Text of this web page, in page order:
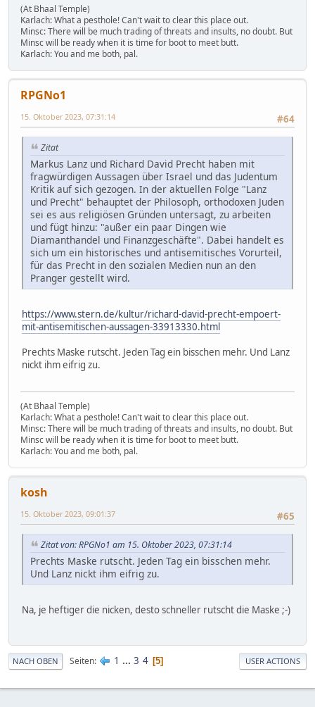
(At Bhaal Temple)
Karlach: What a pesthole! Can't wait to clear this place out.
Minsc: There will be much trading of threats and insults, no doubt. But
Minsc will be ready when it is time for boot to meet butt.
Karlach: You and me both, pal.
RPGNo1
#64
15. Oktober 2023, 07:31:14
Zitat
Markus Lanz und Richard David Precht haben mit
fragwürdigen Aussagen über Israel und das Judentum
Kritik auf sich gezogen. In der aktuellen Folge "Lanz
und Precht" behauptet der Philosoph, orthodoxen Juden
sei es aus religiösen Gründen untersagt, zu arbeiten
und fügt hinzu: "außer ein paar Dingen wie
Diamanthandel und Finanzgeschäfte". Dabei handelt es
sich um ein historisches und antisemitisches Vorurteil,
für das Precht in den sozialen Medien nun an den
Pranger gestellt wird.
https://www.stern.de/kultur/richard-david-precht-empoert-
mit-antisemitischen-aussagen-33913330.html
Prechts Maske rutscht. Jeden Tag ein bisschen mehr. Und Lanz
nickt ihm eifrig zu.
(At Bhaal Temple)
Karlach: What a pesthole! Can't wait to clear this place out.
Minsc: There will be much trading of threats and insults, no doubt. But
Minsc will be ready when it is time for boot to meet butt.
Karlach: You and me both, pal.
kosh
#65
15. Oktober 2023, 09:01:37
Zitat von: RPGNo1 am 15. Oktober 2023, 07:31:14
Prechts Maske rutscht. Jeden Tag ein bisschen mehr.
Und Lanz nickt ihm eifrig zu.
Na, je heftiger die nicken, desto schneller rutscht die Maske ;-)
NACH OBEN Seiten 1 ... 3 4 5 USER ACTIONS